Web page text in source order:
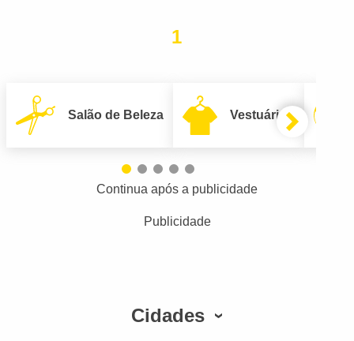
1
Salão de Beleza Vestuário
Continua após a publicidade
Publicidade
Cidades